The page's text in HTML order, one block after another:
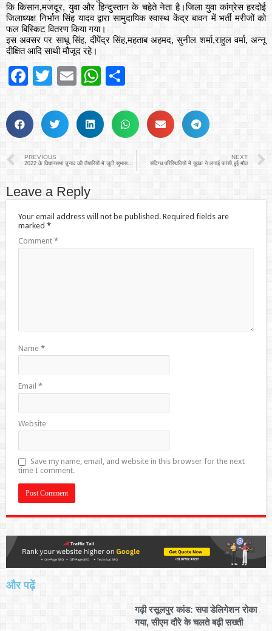
कि किसान,मजदूर, युवा और हिन्दुस्तान के चहेते नेता है।जिला युवा कांग्रेस हरदोई
जिलाध्यक्ष निर्भान सिंह यादव द्वारा सामुदायिक स्वास्थ केंद्र बावन में भर्ती मरीजों को
फल बिस्किट वितरण किया गया।
इस अवसर पर साधू सिंह, दीपेंद्र सिंह,महताब अहमद, सुनील शर्मा,राहुल वर्मा, अन्नू
दीक्षित आदि साथी मौजूद रहे।
Facebook
Twitter
EmailWhatsApp
PREVIOUS
2022 के विधानसभा चुनाव की तैयारियों में जुटी सुभासपा: सुनील अर्कवंशी
NEXT
संदिग्ध परिस्थितियों में युवक ने लगाई फांसी,हुई मौत
Leave a Reply
Your email address will not be published. Required fields are
marked *
Comment *
Name *
Email *
Website
Save my name, email, and website in this browser for the next
time I comment.
और पढ़ें
गढ़ी रसूलपुर कांड: सपा डेलिगेशन रोका
गया, सीएम दौरे के चलते बढ़ी सख्ती